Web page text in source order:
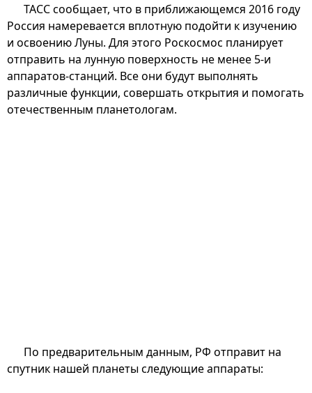
ТАСС сообщает, что в приближающемся 2016 году
Россия намеревается вплотную подойти к изучению
и освоению Луны. Для этого Роскосмос планирует
отправить на лунную поверхность не менее 5-и
аппаратов-станций. Все они будут выполнять
различные функции, совершать открытия и помогать
отечественным планетологам.
По предварительным данным, РФ отправит на
спутник нашей планеты следующие аппараты: